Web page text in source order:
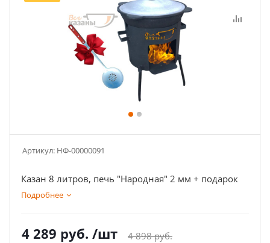
Артикул: НФ-00000091
Казан 8 литров, печь "Народная" 2 мм + подарок
Подробнее
4 289 руб. /шт 4 898руб.